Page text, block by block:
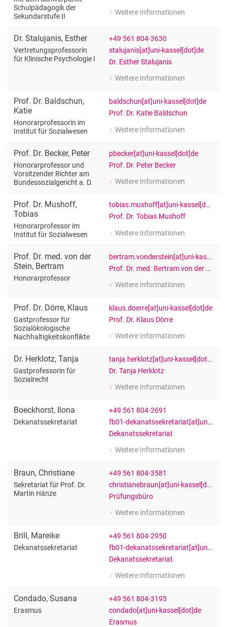
Schulpädagogik der
Sekundarstufe II
Weitere Informationen
zu Dr. Sven Pauling
Dr. Stalujanis, Esther
Vertretungsprofessorin
für Klinische Psychologie I
+49 561 804-3630
stalujanis[at]uni-kassel[dot]de
Dr. Esther Stalujanis
Weitere Informationen
zu Dr. Esther Stalujanis
Prof. Dr. Baldschun,
Katie
Honorarprofessorin im
Institut für Sozialwesen
baldschun[at]uni-kassel[dot]de
Prof. Dr. Katie Baldschun
Weitere Informationen
zu Prof. Dr. Katie Baldschun
Prof. Dr. Becker, Peter
Honorarprofessor und
Vorsitzender Richter am
Bundessozialgericht a. D.
pbecker[at]uni-kassel[dot]de
Prof. Dr. Peter Becker
Weitere Informationen
zu Prof. Dr. Peter Becker
Prof. Dr. Mushoff,
Tobias
Honorarprofessor im
Institut für Sozialwesen
tobias.mushoff[at]uni-kassel[dot]de
Prof. Dr. Tobias Mushoff
Weitere Informationen
zu Prof. Dr. Tobias Mushoff
Prof. Dr. med. von der
Stein, Bertram
Honorarprofessor
bertram.vonderstein[at]uni-kassel[dot]de
Prof. Dr. med. Bertram von der Stein
Weitere Informationen
zu Prof. Dr. med. Bertram von der
Prof. Dr. Dörre, Klaus
Gastprofessor für
Sozialökologische
Nachhaltigkeitskonflikte
klaus.doerre[at]uni-kassel[dot]de
Prof. Dr. Klaus Dörre
Weitere Informationen
zu Prof. Dr. Klaus Dörre
Dr. Herklotz, Tanja
Gastprofessorin für
Sozialrecht
tanja.herklotz[at]uni-kassel[dot]de
Dr. Tanja Herklotz
Weitere Informationen
zu Dr. Tanja Herklotz
Boeckhorst, Ilona
Dekanatssekretariat
+49 561 804-2691
fb01-dekanatssekretariat[at]uni-kassel[dot]de
Dekanatssekretariat
Weitere Informationen
zu Ilona Boeckhorst
Braun, Christiane
Sekretariat für Prof. Dr.
Martin Hänze
+49 561 804-3581
christianebraun[at]uni-kassel[dot]de
Prüfungsbüro
Weitere Informationen
zu Christiane Braun
Brill, Mareike
Dekanatssekretariat
+49 561 804-2950
fb01-dekanatssekretariat[at]uni-kassel[dot]de
Dekanatssekretariat
Weitere Informationen
zu Mareike Brill
Condado, Susana
Erasmus
+49 561 804-3195
condado[at]uni-kassel[dot]de
Erasmus